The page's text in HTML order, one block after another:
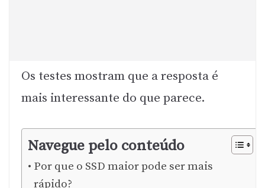
Os testes mostram que a resposta é
mais interessante do que parece.
Navegue pelo conteúdo
Por que o SSD maior pode ser mais
rápido?